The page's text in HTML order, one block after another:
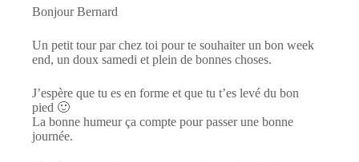
Bonjour Bernard
Un petit tour par chez toi pour te souhaiter un bon week
end, un doux samedi et plein de bonnes choses.
J’espère que tu es en forme et que tu t’es levé du bon
pied 🙂
La bonne humeur ça compte pour passer une bonne
journée.